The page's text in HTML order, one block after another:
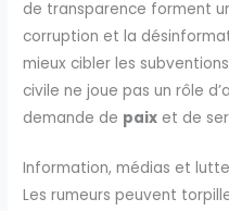
de transparence forment
corruption et la
mieux cibler les
civile ne joue pas un rôle
demande de paix et de
Information, médias et
Les rumeurs peuvent